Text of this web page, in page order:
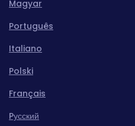
Magyar
Português
Italiano
Polski
Français
Pусский